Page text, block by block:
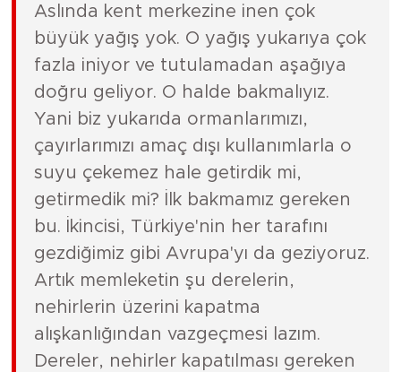
Aslında kent merkezine inen çok
büyük yağış yok. O yağış yukarıya çok
fazla iniyor ve tutulamadan aşağıya
doğru geliyor. O halde bakmalıyız.
Yani biz yukarıda ormanlarımızı,
çayırlarımızı amaç dışı kullanımlarla o
suyu çekemez hale getirdik mi,
getirmedik mi? İlk bakmamız gereken
bu. İkincisi, Türkiye'nin her tarafını
gezdiğimiz gibi Avrupa'yı da geziyoruz.
Artık memleketin şu derelerin,
nehirlerin üzerini kapatma
alışkanlığından vazgeçmesi lazım.
Dereler, nehirler kapatılması gereken